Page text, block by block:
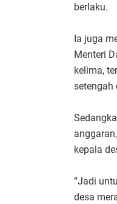
berlaku.
Ia juga
Menteri
kelima,
setengah
kepala
“Jadi
desa